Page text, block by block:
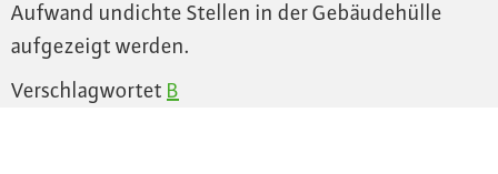
Aufwand undichte Stellen in der Gebäudehülle
aufgezeigt werden.
Verschlagwortet B